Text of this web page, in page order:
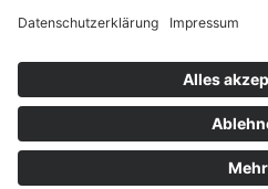
Widerrufsrecht bei
Ergänzende Allgemeine
easyCredit-